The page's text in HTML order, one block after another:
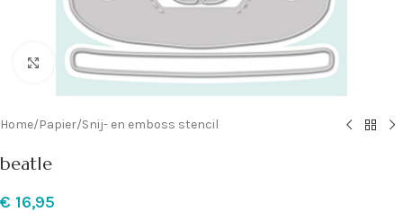
Klik om te vergroten
Home/Papier/Snij- en emboss stencil
beatle
€ 16,95